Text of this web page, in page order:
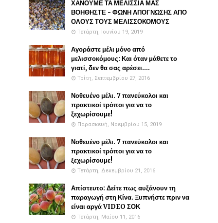
ΧΑΝΟΥΜΕ ΤΑ ΜΕΛΙΣΣΙΑ ΜΑΣ
ΒΟΗΘΗΣΤΕ - ΦΩΝΗ ΑΠΟΓΝΩΣΗΣ ΑΠΟ
ΟΛΟΥΣ ΤΟΥΣ ΜΕΛΙΣΣΟΚΟΜΟΥΣ
Τετάρτη, Ιουνίου 19, 2019
Αγοράστε μέλι μόνο από
μελισσοκόμους: Και όταν μάθετε το
γιατί, δεν θα σας αρέσει....
Τρίτη, Σεπτεμβρίου 27, 2016
Νοθευένο μέλι. 7 πανεύκολοι και
πρακτικοί τρόποι για να το
ξεχωρίσουμε!
Παρασκευή, Νοεμβρίου 15, 2019
Νοθευένο μέλι. 7 πανεύκολοι και
πρακτικοί τρόποι για να το
ξεχωρίσουμε!
Τετάρτη, Δεκεμβρίου 21, 2016
Απίστευτο: Δείτε πως αυξάνουν τη
παραγωγή στη Κίνα. Ξυπνήστε πριν να
είναι αργά VIDEO ΣΟΚ
Τετάρτη, Μαΐου 11, 2016